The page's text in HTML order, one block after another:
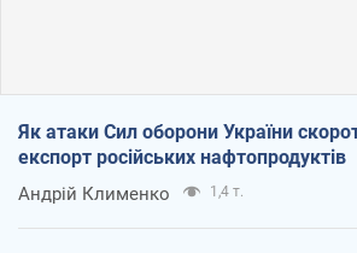
Як атаки Сил оборони України
експорт російських нафтопродуктів
Андрій Клименко 1,4 т.